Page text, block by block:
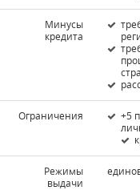
Минусы
кредита
Ограничения
+5
Режимы
выдачи